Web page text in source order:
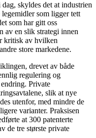
skyldes det at industrien
som ligger tett
som har gitt oss
av en slik strategi innen
kritisk av hvilken
store markedene.
drevet av både
regulering og
Private
slik at nye
utenfor, med mindre de
varianter. Praksisen
at 300 patenterte
de tre største private